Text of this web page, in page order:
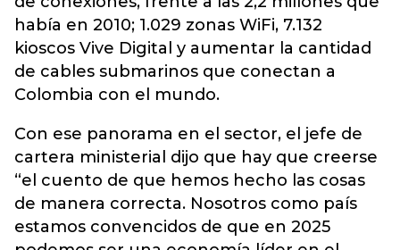
había en 2010; 1.029 zonas WiFi, 7.132
kioscos Vive Digital y aumentar la cantidad
de cables submarinos que conectan a
Colombia con el mundo.
Con ese panorama en el sector, el jefe de
cartera ministerial dijo que hay que creerse
“el cuento de que hemos hecho las cosas
de manera correcta. Nosotros como país
estamos convencidos de que en 2025